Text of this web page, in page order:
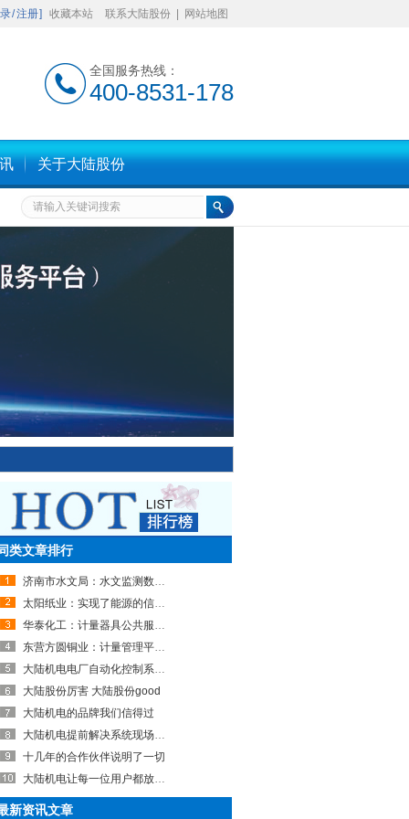
/注册] 收藏本站 联系大陆股份 网站地图
全国服务热线：
400-8531-178
关于大陆股份
类文章排行
济南市水文局：水文监测数据校核保障服务示范项目
太阳纸业：实现了能源的信息化管理
华泰化工：计量器具公共服务平台可有效避免漏检，在线检定预约
东营方圆铜业：计量管理平台功能强大、好用！
大陆机电电厂自动化控制系统稳定可靠
大陆股份厉害 大陆股份good
大陆机电的品牌我们信得过
大陆机电提前解决系统现场故障
十几年的合作伙伴说明了一切
大陆机电让每一位用户都放心！
新资讯文章